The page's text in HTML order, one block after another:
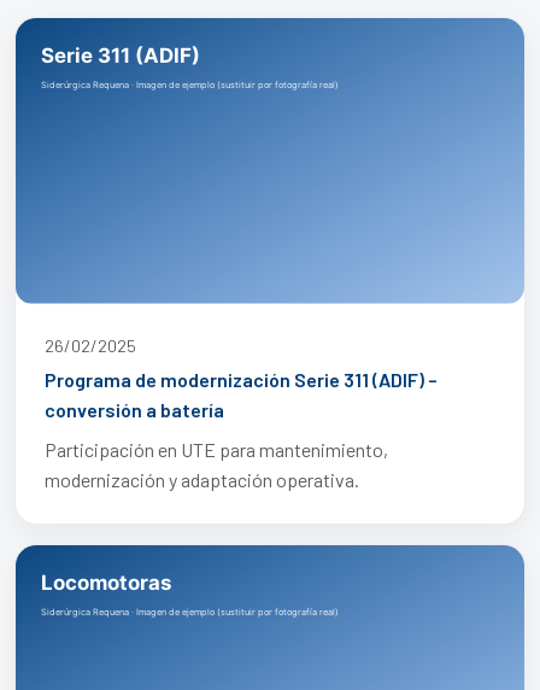
26/02/2025
Programa de modernización Serie 311 (ADIF) –
conversión a batería
Participación en UTE para mantenimiento,
modernización y adaptación operativa.